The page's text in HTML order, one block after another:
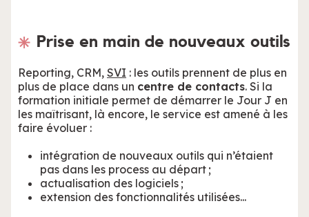
Prise en main de nouveaux outils
Reporting, CRM, SVI : les outils prennent de plus en
plus de place dans un centre de contacts. Si la
formation initiale permet de démarrer le Jour J en
les maîtrisant, là encore, le service est amené à les
faire évoluer :
intégration de nouveaux outils qui n’étaient
pas dans les process au départ ;
actualisation des logiciels ;
extension des fonctionnalités utilisées...